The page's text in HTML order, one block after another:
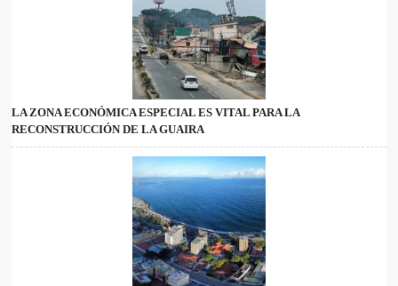
LA ZONA ECONÓMICA ESPECIAL ES VITAL PARA LA
RECONSTRUCCIÓN DE LA GUAIRA